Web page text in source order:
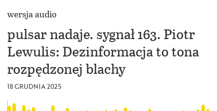
wersja audio
pulsar nadaje. sygnał 163. Piotr
Lewulis: Dezinformacja to tona
rozpędzonej blachy
18 GRUDNIA 2025